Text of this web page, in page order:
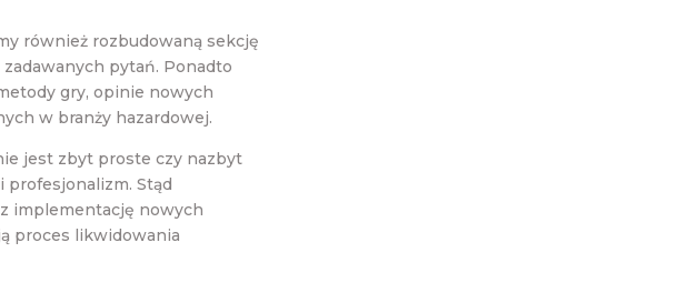
również rozbudowaną sekcję
pytań. Ponadto
gry, opinie nowych
w branży hazardowej.
jest zbyt proste czy nazbyt
profesjonalizm. Stąd
implementację nowych
proces likwidowania